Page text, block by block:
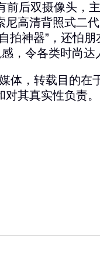
前后双摄像头，
尼高清背照式二
拍神器”，还怕
，令各类时尚达
，转载目的在
其真实性负责。